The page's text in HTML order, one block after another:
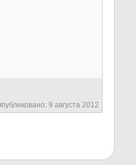
9 августа 2012